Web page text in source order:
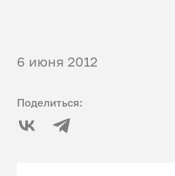
6 июня 2012
Поделиться: